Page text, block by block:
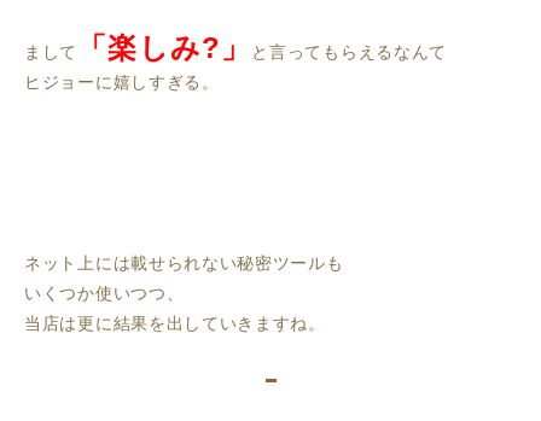
まして 「楽しみ?」
と言ってもらえるなんて
ヒジョーに嬉しすぎる。
ネット上には載せられない秘密ツールも
いくつか使いつつ、
当店は更に結果を出していきますね。